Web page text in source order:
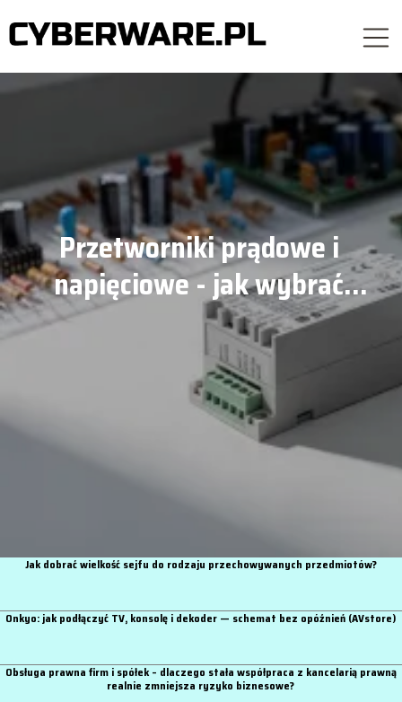
Przetworniki prądowe i
napięciowe - jak wybrać
rozwiązanie do pomiaru?
Jak dobrać wielkość sejfu do rodzaju przechowywanych przedmiotów?
Onkyo: jak podłączyć TV, konsolę i dekoder — schemat bez opóźnień (AVstore)
Obsługa prawna firm i spółek – dlaczego stała współpraca z kancelarią prawną
realnie zmniejsza ryzyko biznesowe?